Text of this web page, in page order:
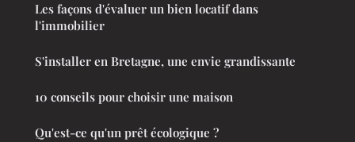
Les façons d'évaluer un bien locatif dans
l'immobilier
S'installer en Bretagne, une envie grandissante
10 conseils pour choisir une maison
Qu'est-ce qu'un prêt écologique ?